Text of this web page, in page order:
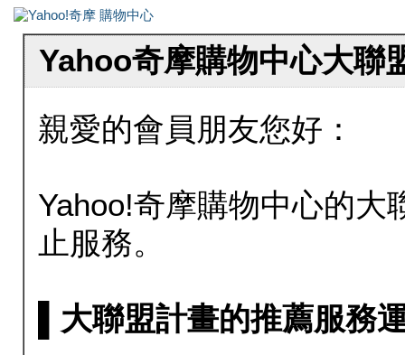
Yahoo奇摩購物中心大聯
親愛的會員朋友您好：
Yahoo!奇摩購物中心的大
止服務。
▌大聯盟計畫的推薦服務